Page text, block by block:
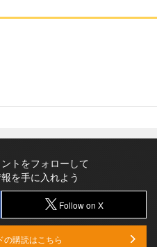
トをフォローして
を手に入れよう
Follow on X
購読はこちら